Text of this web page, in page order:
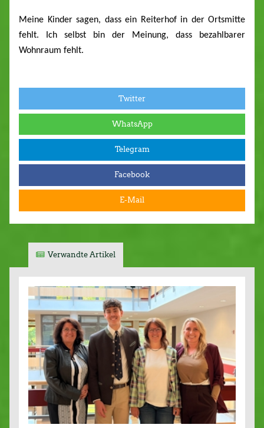
Meine Kinder sagen, dass ein Reiterhof in der Ortsmitte
fehlt. Ich selbst bin der Meinung, dass bezahlbarer
Wohnraum fehlt.
Twitter
WhatsApp
Telegram
Facebook
E-Mail
Verwandte Artikel